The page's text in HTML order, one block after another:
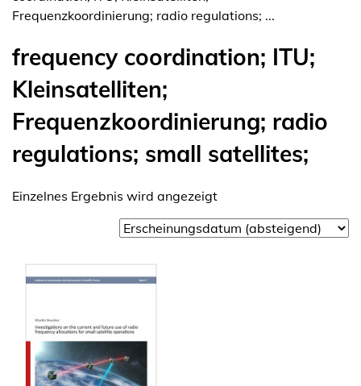
Frequenzkoordinierung; radio regulations; ...
frequency coordination; ITU;
Kleinsatelliten;
Frequenzkoordinierung; radio
regulations; small satellites;
Einzelnes Ergebnis wird angezeigt